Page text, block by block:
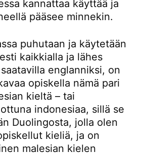
kannattaa käyttää ja
pääsee minnekin.
puhutaan ja käytetään
kaikkialla ja lähes
englanniksi, on
opiskella nämä pari
kieltä – tai
indonesiaa, sillä se
Duolingosta, jolla olen
kieliä, ja on
malesian kielen